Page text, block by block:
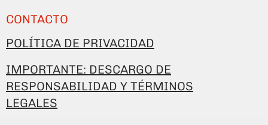
CONTACTO
POLÍTICA DE PRIVACIDAD
IMPORTANTE: DESCARGO DE
RESPONSABILIDAD Y TÉRMINOS
LEGALES